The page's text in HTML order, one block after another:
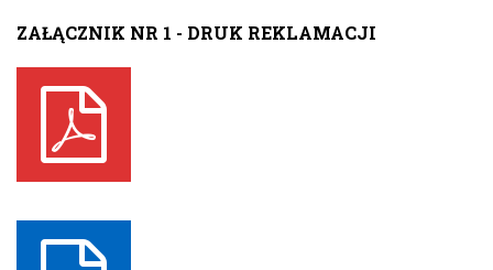
ZAŁĄCZNIK NR 1 - DRUK REKLAMACJI